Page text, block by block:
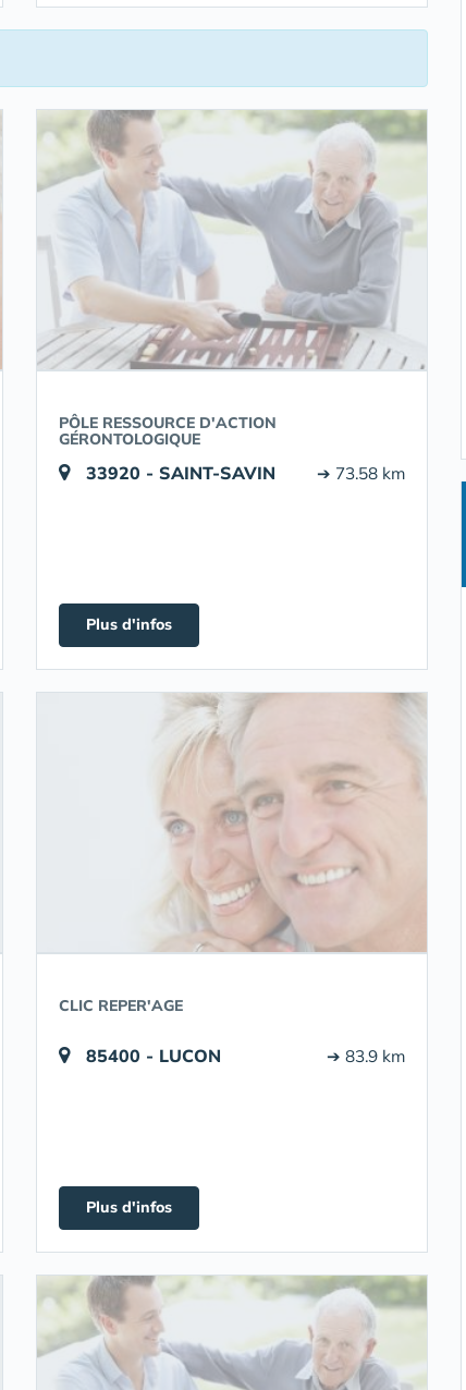
PÔLE RESSOURCE D'ACTION
GÉRONTOLOGIQUE
33920 - SAINT-SAVIN ➔ 73.58 km
Plus d'infos
CLIC REPER'AGE
85400 - LUCON ➔ 83.9 km
Plus d'infos